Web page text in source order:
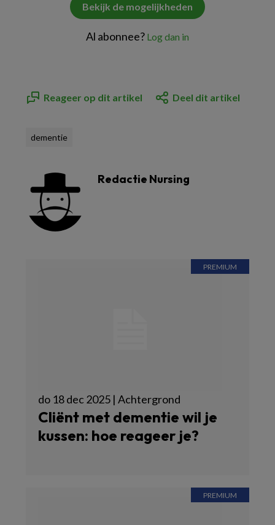
Bekijk de mogelijkheden
Al abonnee? Log dan in
Reageer op dit artikel Deel dit artikel
dementie
Redactie Nursing
do 18 dec 2025 | Achtergrond
Cliënt met dementie wil je
kussen: hoe reageer je?